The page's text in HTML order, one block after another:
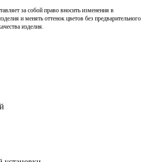
за собой право вносить изменения в
и менять оттенок цветов без предварительного
изделия.